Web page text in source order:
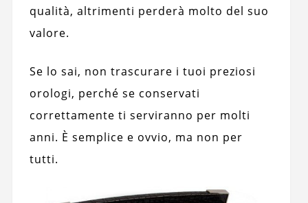
qualità, altrimenti perderà molto del suo
valore.
Se lo sai, non trascurare i tuoi preziosi
orologi, perché se conservati
correttamente ti serviranno per molti
anni. È semplice e ovvio, ma non per
tutti.